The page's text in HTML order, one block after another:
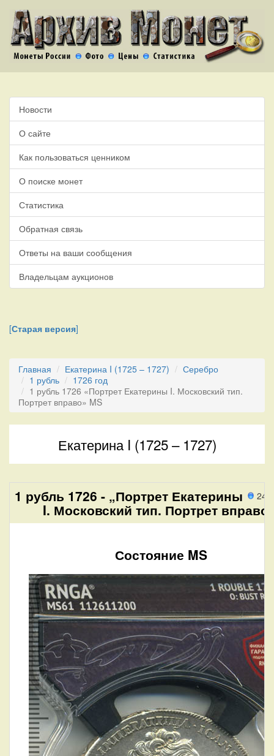
Новости
О сайте
Как пользоваться ценником
О поиске монет
Статистика
Обратная связь
Ответы на ваши сообщения
Владельцам аукционов
[Старая версия]
Главная Екатерина I (1725 – 1727)
Серебро
1 рубль
1726 год
1 рубль 1726 «Портрет Екатерины I. Московский тип.
Портрет вправо» MS
Екатерина I (1725 – 1727)
247
1 рубль 1726 - „Портрет Екатерины
I. Московский тип. Портрет
Состояние MS